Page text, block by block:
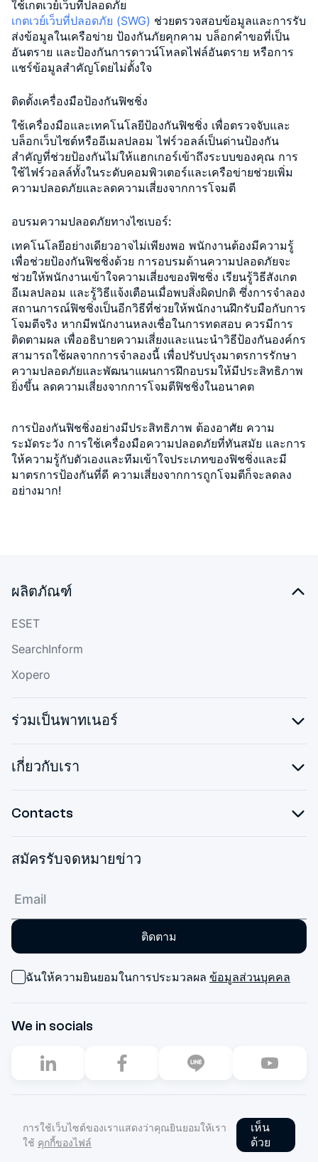
ใช้เกตเวย์เว็บที่ปลอดภัย
เกตเวย์เว็บที่ปลอดภัย (SWG) ช่วยตรวจสอบข้อมูลและการรับ
ส่งข้อมูลในเครือข่าย ป้องกันภัยคุกคาม บล็อกคำขอที่เป็น
อันตราย และป้องกันการดาวน์โหลดไฟล์อันตราย หรือการ
แชร์ข้อมูลสำคัญโดยไม่ตั้งใจ
ติดตั้งเครื่องมือป้องกันฟิชชิ่ง
ใช้เครื่องมือและเทคโนโลยีป้องกันฟิชชิ่ง เพื่อตรวจจับและ
บล็อกเว็บไซต์หรืออีเมลปลอม ไฟร์วอลล์เป็นด่านป้องกัน
สำคัญที่ช่วยป้องกันไม่ให้แฮกเกอร์เข้าถึงระบบของคุณ การ
ใช้ไฟร์วอลล์ทั้งในระดับคอมพิวเตอร์และเครือข่ายช่วยเพิ่ม
ความปลอดภัยและลดความเสี่ยงจากการโจมตี
อบรมความปลอดภัยทางไซเบอร์:
เทคโนโลยีอย่างเดียวอาจไม่เพียงพอ พนักงานต้องมีความรู้
เพื่อช่วยป้องกันฟิชชิ่งด้วย การอบรมด้านความปลอดภัยจะ
ช่วยให้พนักงานเข้าใจความเสี่ยงของฟิชชิ่ง เรียนรู้วิธีสังเกต
อีเมลปลอม และรู้วิธีแจ้งเตือนเมื่อพบสิ่งผิดปกติ ซึ่งการจำลอง
สถานการณ์ฟิชชิ่งเป็นอีกวิธีที่ช่วยให้พนักงานฝึกรับมือกับการ
โจมตีจริง หากมีพนักงานหลงเชื่อในการทดสอบ ควรมีการ
ติดตามผล เพื่ออธิบายความเสี่ยงและแนะนำวิธีป้องกันองค์กร
สามารถใช้ผลจากการจำลองนี้ เพื่อปรับปรุงมาตรการรักษา
ความปลอดภัยและพัฒนาแผนการฝึกอบรมให้มีประสิทธิภาพ
ยิ่งขึ้น ลดความเสี่ยงจากการโจมตีฟิชชิ่งในอนาคต
การป้องกันฟิชชิ่งอย่างมีประสิทธิภาพ ต้องอาศัย ความ
ระมัดระวัง การใช้เครื่องมือความปลอดภัยที่ทันสมัย และการ
ให้ความรู้กับตัวเองและทีมเข้าใจประเภทของฟิชชิ่งและมี
มาตรการป้องกันที่ดี ความเสี่ยงจากการถูกโจมตีก็จะลดลง
อย่างมาก!
ผลิตภัณฑ์
ESET
SearchInform
Xopero
ร่วมเป็นพาทเนอร์
เกี่ยวกับเรา
Contacts
สมัครรับจดหมายข่าว
ติดตาม
ฉันให้ความยินยอมในการประมวลผล ข้อมูลส่วนบุคคล
We in socials
2003–2026. All rights reserved
Privacy Policy
การใช้เว็บไซต์ของเราแสดงว่าคุณยินยอมให้เรา
ใช้ คุกกี้ของไฟล์
เห็น
ด้วย